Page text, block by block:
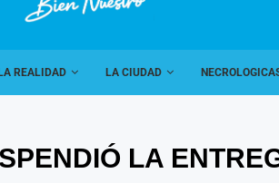
LA REALIDAD LA CIUDAD
LA